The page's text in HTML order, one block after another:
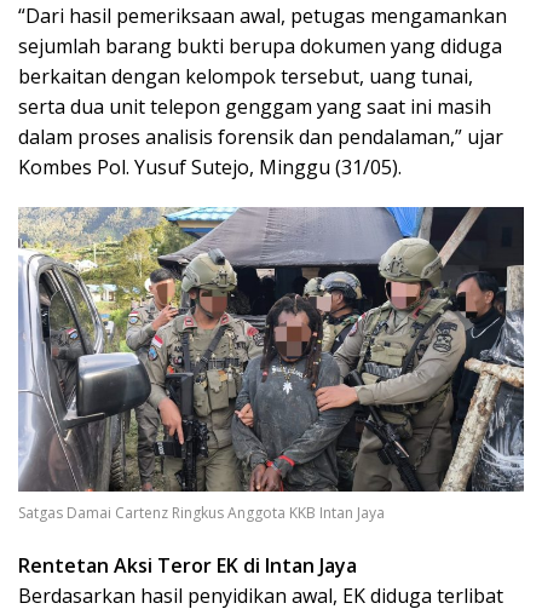
“Dari hasil pemeriksaan awal, petugas mengamankan
sejumlah barang bukti berupa dokumen yang diduga
berkaitan dengan kelompok tersebut, uang tunai,
serta dua unit telepon genggam yang saat ini masih
dalam proses analisis forensik dan pendalaman,” ujar
Kombes Pol. Yusuf Sutejo, Minggu (31/05).
Satgas Damai Cartenz Ringkus Anggota KKB Intan Jaya
Rentetan Aksi Teror EK di Intan Jaya
Berdasarkan hasil penyidikan awal, EK diduga terlibat